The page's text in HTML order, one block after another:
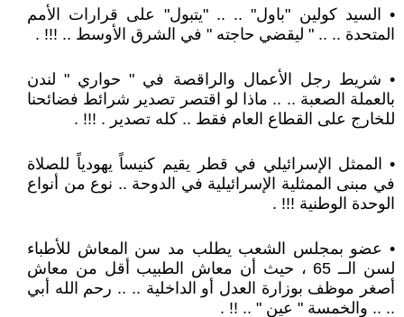
• السيد كولين "باول" .. .. "يتبول" على قرارات الأمم
المتحدة .. .. " ليقضي حاجته " في الشرق الأوسط .. !!! .
• شريط رجل الأعمال والراقصة في " حواري " لندن
بالعملة الصعبة .. .. ماذا لو اقتصر تصدير شرائط فضائحنا
للخارج على القطاع العام فقط .. كله تصدير . !!! .
• الممثل الإسرائيلي في قطر يقيم كنيساً يهودياً للصلاة
في مبنى الممثلية الإسرائيلية في الدوحة .. نوع من أنواع
الوحدة الوطنية !!! .
• عضو بمجلس الشعب يطلب مد سن المعاش للأطباء
لسن الــ 65 ، حيث أن معاش الطبيب أقل من معاش
أصغر موظف بوزارة العدل أو الداخلية .. .. رحم الله أبي
.. .. والخمسة " عين " .. !! .